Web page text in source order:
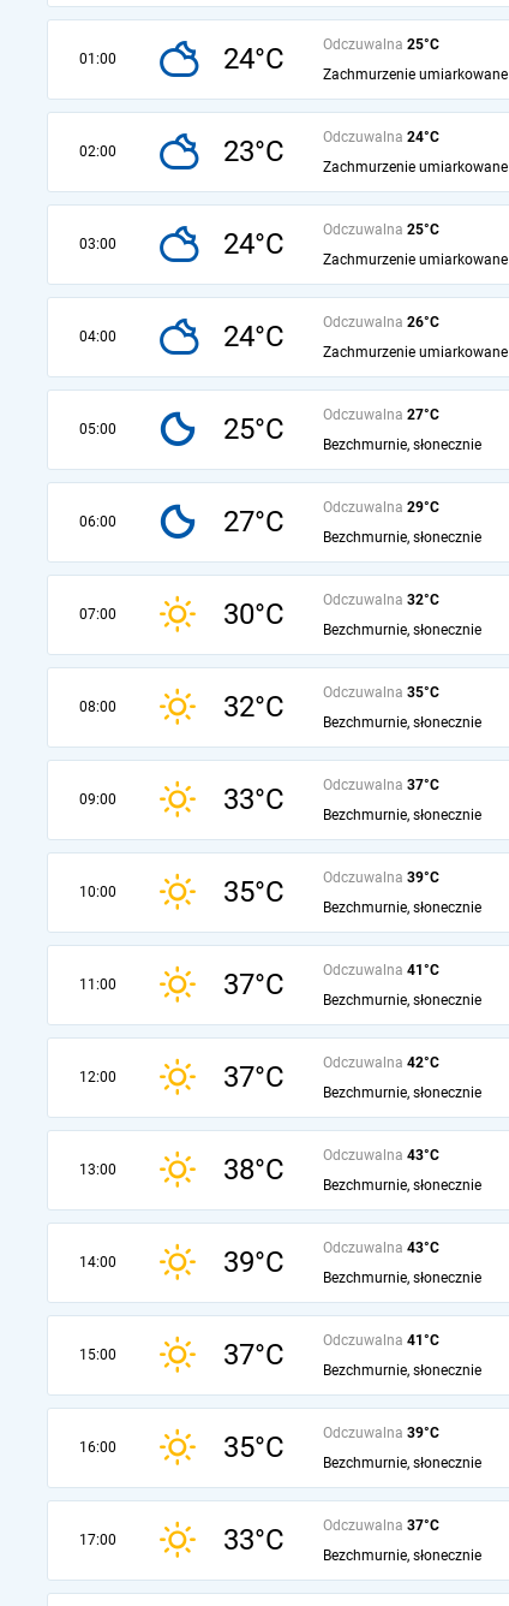
01:00 24°C Odczuwalna 25°C
Zachmurzenie umiarkowane
02:00 23°C Odczuwalna 24°C
Zachmurzenie umiarkowane
03:00 24°C Odczuwalna 25°C
Zachmurzenie umiarkowane
04:00 24°C Odczuwalna 26°C
Zachmurzenie umiarkowane
05:00 25°C Odczuwalna 27°C
Bezchmurnie, słonecznie
06:00 27°C Odczuwalna 29°C
Bezchmurnie, słonecznie
07:00 30°C Odczuwalna 32°C
Bezchmurnie, słonecznie
08:00 32°C Odczuwalna 35°C
Bezchmurnie, słonecznie
09:00 33°C Odczuwalna 37°C
Bezchmurnie, słonecznie
10:00 35°C Odczuwalna 39°C
Bezchmurnie, słonecznie
11:00 37°C Odczuwalna 41°C
Bezchmurnie, słonecznie
12:00 37°C Odczuwalna 42°C
Bezchmurnie, słonecznie
13:00 38°C Odczuwalna 43°C
Bezchmurnie, słonecznie
14:00 39°C Odczuwalna 43°C
Bezchmurnie, słonecznie
15:00 37°C Odczuwalna 41°C
Bezchmurnie, słonecznie
16:00 35°C Odczuwalna 39°C
Bezchmurnie, słonecznie
17:00 33°C Odczuwalna 37°C
Bezchmurnie, słonecznie